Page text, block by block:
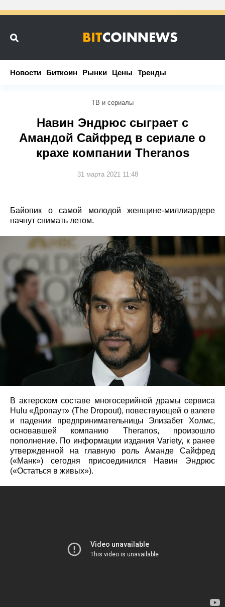
Новости Биткоин Рынки Цены Тренды
Новости Биткоин Рынки Цены Тренды
ТВ и сериалы
Навин Эндрюс сыграет с
Амандой Сайфред в сериале о
крахе компании Theranos
31 марта 2021 11:48
Байопик о самой молодой женщине-миллиардере
начнут снимать летом.
В актерском составе многосерийной драмы сервиса
Hulu «Дропаут» (The Dropout), повествующей о взлете
и падении предпринимательницы Элизабет Холмс,
основавшей компанию Theranos, произошло
пополнение. По информации издания Variety, к ранее
утвержденной на главную роль Аманде Сайфред
(«Манк») сегодня присоединился Навин Эндрюс
(«Остаться в живых»).